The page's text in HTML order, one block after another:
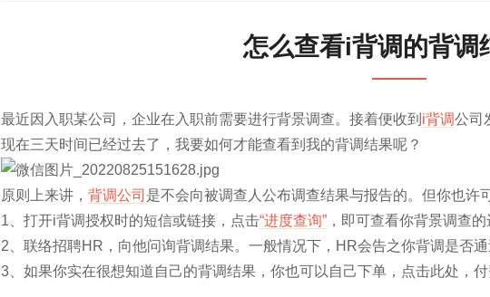
怎么查看i背调的背调
最近因入职某公司，企业在入职前需要进行背景调查。接着便收到 i背调公司
现在三天时间已经过去了，我要如何才能查看到我的背调结果呢？
原则上来讲， 背调公司 是不会向被调查人公布调查结果与报告的。但你也许
1、打开i背调授权时的短信或链接，点击“进度查询” ，即可查看你背景调查
2、联络招聘HR，向他问询背调结果。一般情况下，HR会告之你背调是否
3、如果你实在很想知道自己的背调结果，你也可以自己下单，点击此处，付